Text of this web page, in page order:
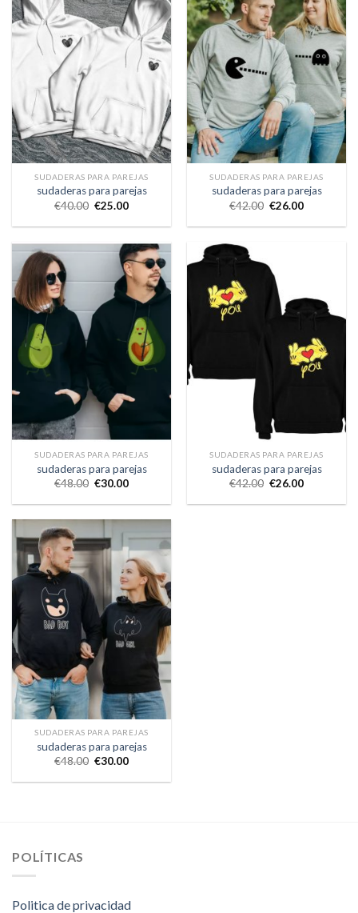
SUDADERAS PARA PAREJAS
sudaderas para parejas
€40.00 €25.00
SUDADERAS PARA PAREJAS
sudaderas para parejas
€42.00 €26.00
SUDADERAS PARA PAREJAS
sudaderas para parejas
€48.00 €30.00
SUDADERAS PARA PAREJAS
sudaderas para parejas
€42.00 €26.00
SUDADERAS PARA PAREJAS
sudaderas para parejas
€48.00 €30.00
POLÍTICAS
Politica de privacidad